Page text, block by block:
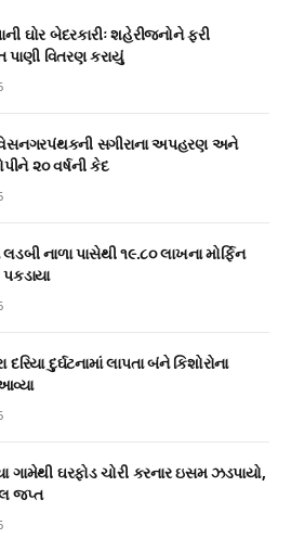
ઘોર બેદરકારીઃ શહેરીજનોને ફરી
પાણી વિતરણ કરાયું
સગીરાના અપહરણ અને
૨૦ વર્ષની કેદ
નાળા પાસેથી ૧૯.૮૦ લાખના મોર્ફિન
દરિયા દુર્ઘટનામાં લાપતા બંને કિશોરોના
ગામેથી ઘરફોડ ચોરી કરનાર ઇસમ ઝડપાયો,
જપ્ત